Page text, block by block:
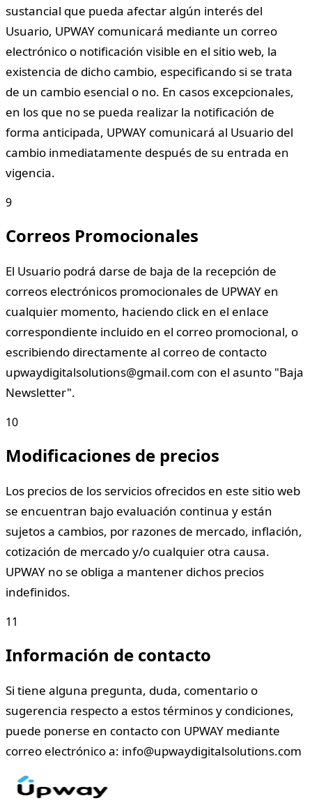
sustancial que pueda afectar algún interés del
Usuario, UPWAY comunicará mediante un correo
electrónico o notificación visible en el sitio web, la
existencia de dicho cambio, especificando si se trata
de un cambio esencial o no. En casos excepcionales,
en los que no se pueda realizar la notificación de
forma anticipada, UPWAY comunicará al Usuario del
cambio inmediatamente después de su entrada en
vigencia.
9
Correos Promocionales
El Usuario podrá darse de baja de la recepción de
correos electrónicos promocionales de UPWAY en
cualquier momento, haciendo click en el enlace
correspondiente incluido en el correo promocional, o
escribiendo directamente al correo de contacto
upwaydigitalsolutions@gmail.com con el asunto "Baja
Newsletter".
10
Modificaciones de precios
Los precios de los servicios ofrecidos en este sitio web
se encuentran bajo evaluación continua y están
sujetos a cambios, por razones de mercado, inflación,
cotización de mercado y/o cualquier otra causa.
UPWAY no se obliga a mantener dichos precios
indefinidos.
11
Información de contacto
Si tiene alguna pregunta, duda, comentario o
sugerencia respecto a estos términos y condiciones,
puede ponerse en contacto con UPWAY mediante
correo electrónico a: info@upwaydigitalsolutions.com